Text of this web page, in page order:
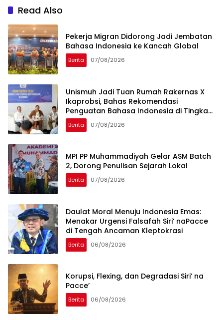
Read Also
Pekerja Migran Didorong Jadi Jembatan
Bahasa Indonesia ke Kancah Global
Berita 07/08/2026
Unismuh Jadi Tuan Rumah Rakernas X
Ikaprobsi, Bahas Rekomendasi
Penguatan Bahasa Indonesia di Tingkat
Global
Berita 07/08/2026
MPI PP Muhammadiyah Gelar ASM Batch
2, Dorong Penulisan Sejarah Lokal
Berita 07/08/2026
Daulat Moral Menuju Indonesia Emas:
Menakar Urgensi Falsafah Siri’ naPacce
di Tengah Ancaman Kleptokrasi
Berita 06/08/2026
Korupsi, Flexing, dan Degradasi Siri’ na
Pacce’
Berita 06/08/2026